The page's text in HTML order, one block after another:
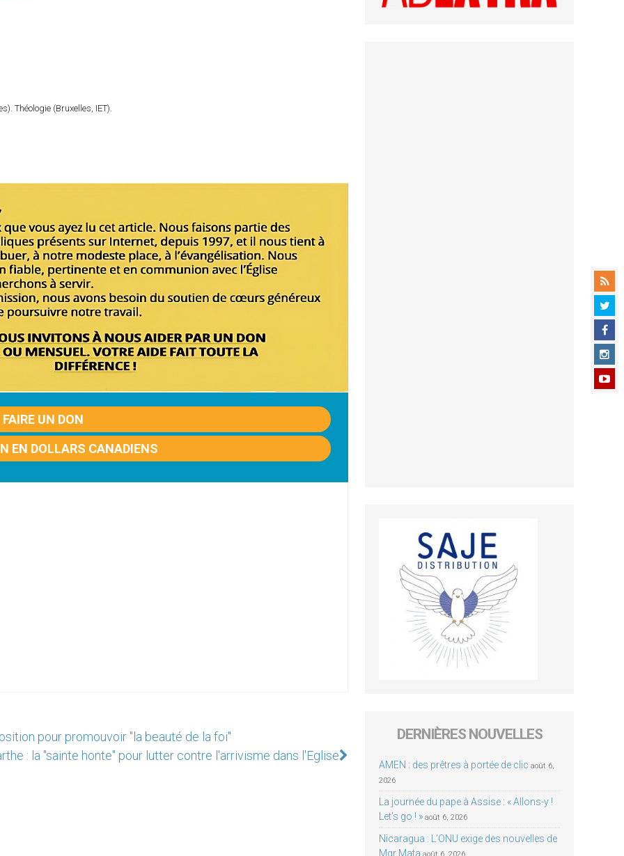
Théologie (Bruxelles, IET).
FAIRE UN DON
EN DOLLARS CANADIENS
pour promouvoir "la beauté de la foi"
: la "sainte honte" pour lutter contre l'arrivisme dans l'Eglise
DERNIÈRES NOUVELLES
AMEN : des prêtres à portée de clic août 6,
2026
La journée du pape à Assise : « Allons-y !
Let’s go ! » août 6, 2026
Nicaragua : L’ONU exige des nouvelles de
Mgr Mata